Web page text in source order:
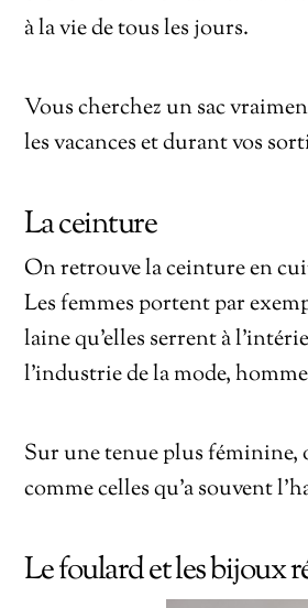
à la vie de tous les jours.
Vous cherchez un sac
les vacances et durant vos
La ceinture
On retrouve la ceinture en
Les femmes portent par
laine qu’elles serrent à
l’industrie de la mode,
Sur une tenue plus féminine,
comme celles qu’a souvent
Le foulard et les bijoux